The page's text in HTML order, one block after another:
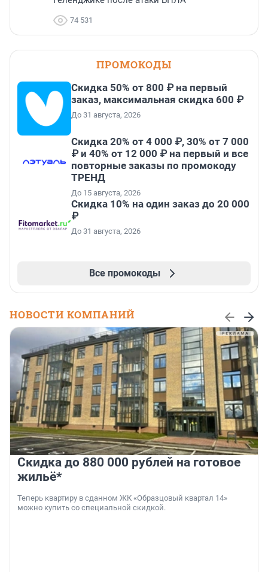
74 531
ПРОМОКОДЫ
Скидка 50% от 800 ₽ на первый
заказ, максимальная скидка 600 ₽
До 31 августа, 2026
Скидка 20% от 4 000 ₽, 30% от 7 000
₽ и 40% от 12 000 ₽ на первый и все
повторные заказы по промокоду
ТРЕНД
До 15 августа, 2026
Скидка 10% на один заказ до 20 000
₽
До 31 августа, 2026
Все промокоды
НОВОСТИ КОМПАНИЙ
Скидка до 880 000 рублей на готовое
жильё*
Теперь квартиру в сданном ЖК «Образцовый квартал 14»
можно купить со специальной скидкой.